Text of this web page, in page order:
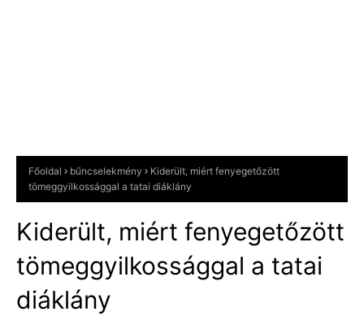
Főoldal bűncselekmény
Kiderült, miért fenyegetőzött
tömeggyilkossággal a tatai diáklány
Kiderült, miért fenyegetőzött
tömeggyilkossággal a tatai
diáklány